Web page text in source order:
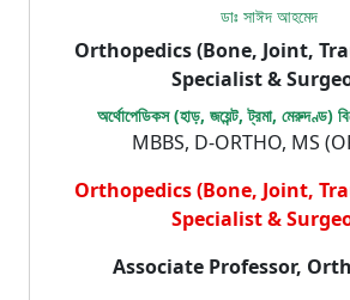
ডাঃ সাঈদ আহমেদ
Orthopedics (Bone, Joint,
Specialist &
অর্থোপেডিকস (হাড়, জয়েন্ট, ট্রমা, মেরুদণ্ড)
MBBS, D-ORTHO, MS
Orthopedics (Bone, Joint,
Specialist &
Associate Professor,